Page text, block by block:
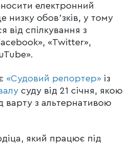
електронний
низку обовʼзків, у тому
від спілкування з
«Twitter»,
«Судовий репортер» із
суду від 21 січня, якою
варту з альтернативою
який працює під